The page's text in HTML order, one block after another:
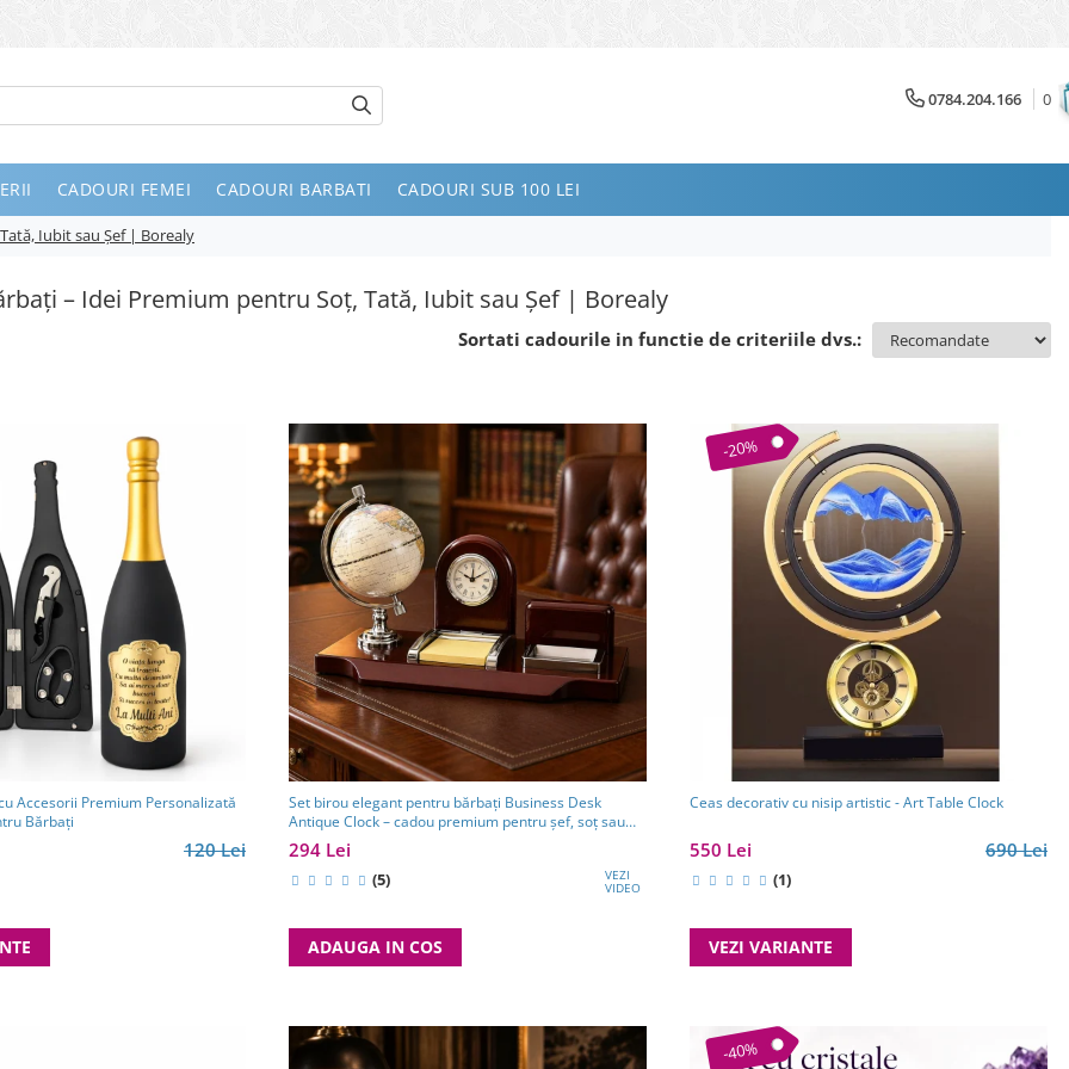
0784.204.166 0
CADOURI FEMEI CADOURI BARBATI CADOURI SUB 100 LEI
Iubit sau Șef | Borealy
– Idei Premium pentru Soț, Tată, Iubit sau Șef | Borealy
Sortati cadourile in functie de criteriile dvs.:
Accesorii Premium Personalizată
Bărbați
120 Lei
Set birou elegant pentru bărbați Business Desk
Antique Clock – cadou premium pentru șef, soț sau
partener de afaceri
294 Lei
(5) VEZI
VIDEO
ADAUGA IN COS
-20%
Ceas decorativ cu nisip artistic - Art Table Clock
690 Lei
550 Lei
(1)
VEZI VARIANTE
-40%